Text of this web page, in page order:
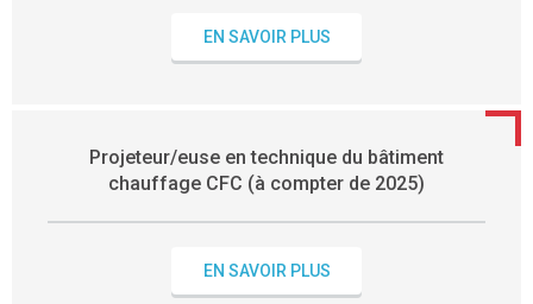
EN SAVOIR PLUS
Projeteur/euse en technique du bâtiment
chauffage CFC (à compter de 2025)
EN SAVOIR PLUS